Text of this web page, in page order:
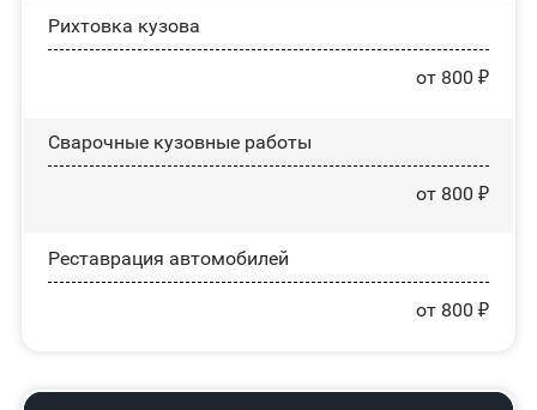
Рихтовка кузова
от 800 ₽
Сварочные кузовные работы
от 800 ₽
Реставрация автомобилей
от 800 ₽